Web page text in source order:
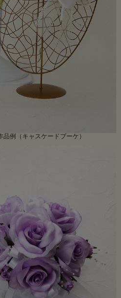
例（キャスケードブーケ）